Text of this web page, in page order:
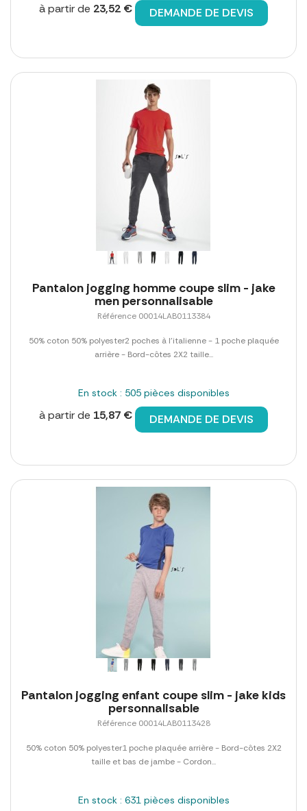
à partir de 23,52 € DEMANDE DE DEVIS
Pantalon jogging homme coupe slim - jake
men personnalisable
Référence 00014LAB0113384
50% coton 50% polyester2 poches à l'italienne - 1 poche plaquée
arrière - Bord-côtes 2X2 taille...
En stock : 505 pièces disponibles
à partir de 15,87 € DEMANDE DE DEVIS
Pantalon jogging enfant coupe slim - jake kids
personnalisable
Référence 00014LAB0113428
50% coton 50% polyester1 poche plaquée arrière - Bord-côtes 2X2
taille et bas de jambe - Cordon...
En stock : 631 pièces disponibles